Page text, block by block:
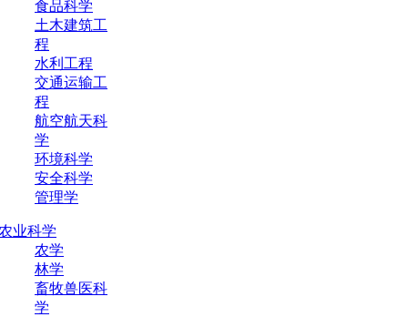
食品科学
土木建筑工
程
水利工程
交通运输工
程
航空航天科
学
环境科学
安全科学
管理学
业科学
农学
林学
畜牧兽医科
学